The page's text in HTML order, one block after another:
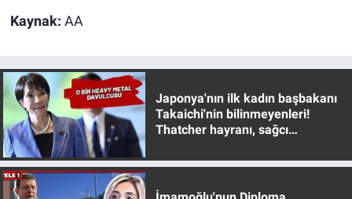
Kaynak: AA
Japonya'nın ilk kadın başbakanı
Takaichi'nin bilinmeyenleri!
Thatcher hayranı, sağcı
Popüler
Programlar
Sağlık